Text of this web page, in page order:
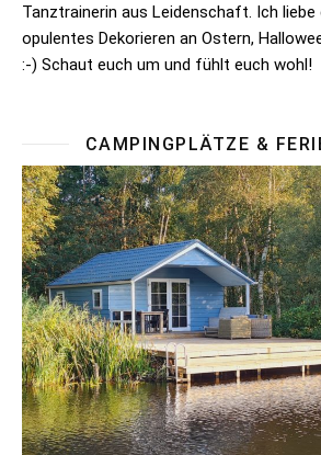
Tanztrainerin aus Leidenschaft. Ich liebe
opulentes Dekorieren an Ostern,
:-) Schaut euch um und fühlt euch wohl!
CAMPINGPLÄTZE &